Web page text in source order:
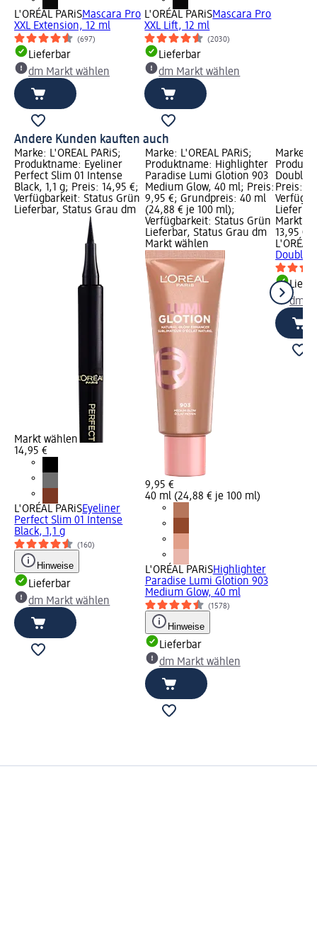
L'ORÉAL PARiSMascara Pro
XXL Extension, 12 ml
(697)
Lieferbar
dm Markt wählen
L'ORÉAL PARiSMascara Pro
XXL Lift, 12 ml
(2030)
Lieferbar
dm Markt wählen
Andere Kunden kauften auch
Marke: L'ORÉAL PARiS;
Produktname: Eyeliner
Perfect Slim 01 Intense
Black, 1,1 g; Preis: 14,95 €;
Verfügbarkeit: Status Grün
Lieferbar, Status Grau dm
Markt wählen
14,95 €
L'ORÉAL PARiSEyeliner
Perfect Slim 01 Intense
Black, 1,1 g
(160)
Hinweise
Lieferbar
dm Markt wählen
Marke: L'ORÉAL PARiS;
Produktname: Highlighter
Paradise Lumi Glotion 903
Medium Glow, 40 ml; Preis:
9,95 €; Grundpreis: 40 ml
(24,88 € je 100 ml);
Verfügbarkeit: Status Grün
Lieferbar, Status Grau dm
Markt wählen
9,95 €
40 ml (24,88 € je 100 ml)
L'ORÉAL PARiSHighlighter
Paradise Lumi Glotion 903
Medium Glow, 40 ml
(1578)
Hinweise
Lieferbar
dm Markt wählen
Marke:
Double
Preis:
Markt
13,95 €
L'ORÉAL
Double
dm